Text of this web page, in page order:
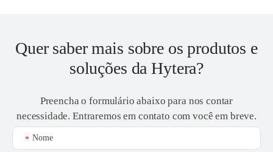
Quer saber mais sobre os produtos e
soluções da Hytera?
Preencha o formulário abaixo para nos contar
necessidade. Entraremos em contato com você em breve.
Nome
*